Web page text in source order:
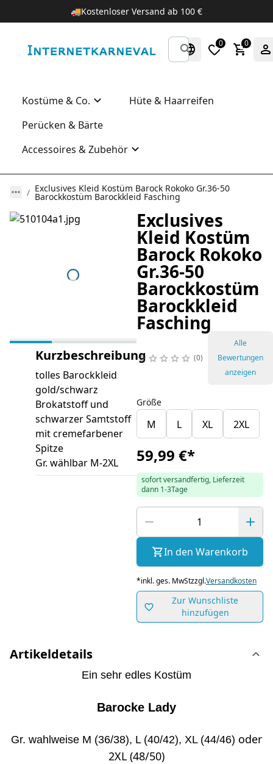
🚚Kostenloser Versand ab 100 €
0 0
Kostüme & Co.
Hüte & Haarreifen
Perücken & Bärte
Accessoires & Zubehör
Exclusives Kleid Kostüm Barock Rokoko Gr.36-50
Barockkostüm Barockkleid Fasching
Kurzbeschreibung
tolles Barockkleid
gold/schwarz
Brokatstoff und
schwarzer Samtstoff
mit cremefarbener
Spitze
Gr. wählbar M-2XL
Exclusives
Kleid Kostüm
Barock Rokoko
Gr.36-50
Barockkostüm
Barockkleid
Fasching
0
Alle
Bewertungen
anzeigen
Größe
M L XL 2XL
59,99 €*
sofort versandfertig, Lieferzeit
dann 1-3Tage
In den Warenkorb
*inkl. ges. MwStzzgl.Versandkosten
Zur Wunschliste
hinzufügen
Artikeldetails
Ein sehr edles Kostüm
Barocke Lady
Gr. wahlweise M (36/38), L (40/42), XL (44/46) oder
2XL (48/50)